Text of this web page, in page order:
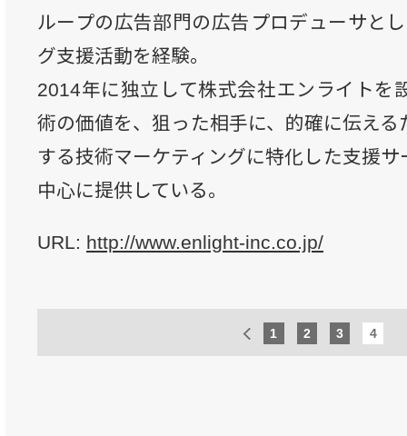
ループの広告部門の広告プロデューサと
グ支援活動を経験。
2014年に独立して株式会社エンライトを
術の価値を、狙った相手に、的確に伝え
する技術マーケティングに特化した支援
中心に提供している。
URL: http://www.enlight-inc.co.jp/
1 2 3 4